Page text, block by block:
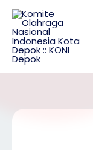
Skip
content